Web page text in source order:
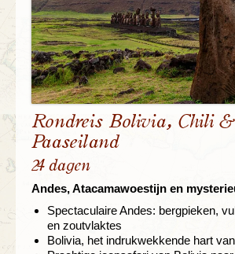
Rondreis Bolivia, Chili &
Paaseiland
24 dagen
Andes, Atacamawoestijn en
Spectaculaire Andes: bergpieken,
en zoutvlaktes
Bolivia, het indrukwekkende hart